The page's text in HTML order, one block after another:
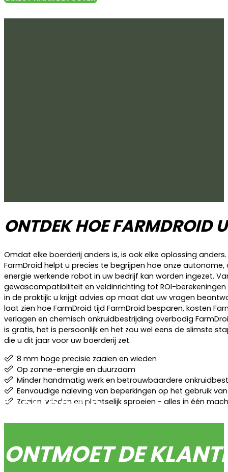
ONTDEK HOE FARMDROID
Omdat elke boerderij anders is, is ook elke oplossing anders.
FarmDroid helpt u precies te begrijpen hoe onze
energie werkende robot in uw bedrijf kan worden ingezet.
gewascompatibiliteit en veldinrichting tot ROI-
in de praktijk: u krijgt advies op maat dat uw vragen
laat zien hoe FarmDroid tijd FarmDroid besparen, kosten
verlagen en chemisch onkruidbestrijding overbodig
is gratis, het is persoonlijk en het zou wel eens de slimste
die u dit jaar voor uw boerderij zet.
8 mm hoge precisie zaaien en wieden
Op zonne-energie en duurzaam
Minder handmatig werk en betrouwbaardere
Eenvoudige naleving van beperkingen op het gebruik
Zaaien, wieden en plaatselijk sproeien - alles in één
ONTMOET DE